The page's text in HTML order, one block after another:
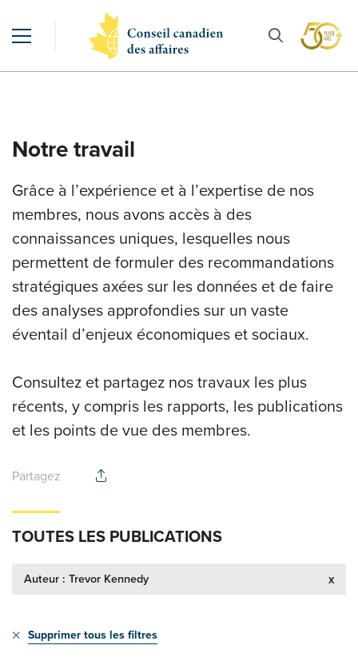
Notre travail
Grâce à l’expérience et à l’expertise de nos
membres, nous avons accès à des
connaissances uniques, lesquelles nous
permettent de formuler des recommandations
stratégiques axées sur les données et de faire
des analyses approfondies sur un vaste
éventail d’enjeux économiques et sociaux.
Consultez et partagez nos travaux les plus
récents, y compris les rapports, les publications
et les points de vue des membres.
Partagez
TOUTES LES PUBLICATIONS
Auteur : Trevor Kennedy x
Supprimer tous les filtres